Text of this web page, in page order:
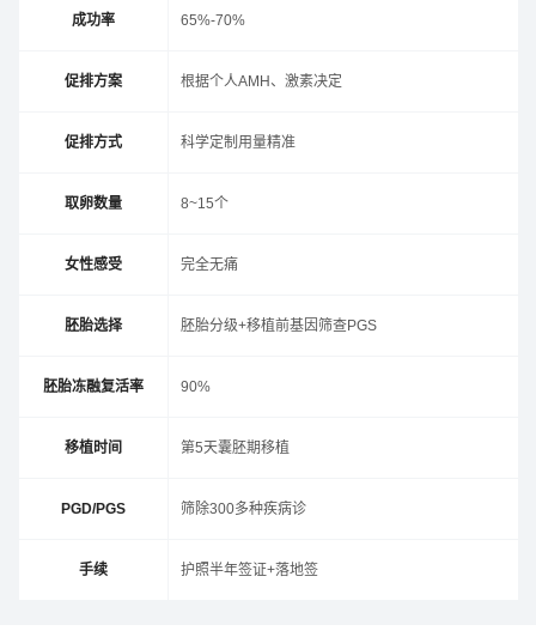
成功率
促排方案
促排方式
取卵数量
女性感受
胚胎选择
胚胎冻融复活率
移植时间
PGD/PGS
手续
65%-70%
根据个人AMH、激素决定
科学定制用量精准
8~15个
完全无痛
胚胎分级+移植前基因筛查PGS
90%
第5天囊胚期移植
筛除300多种疾病诊
护照半年签证+落地签